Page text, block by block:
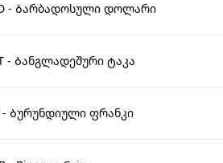
- Ბარბადოსული დოლარი
- Ბანგლადეშური ტაკა
- Ბურუნდიული ფრანკი